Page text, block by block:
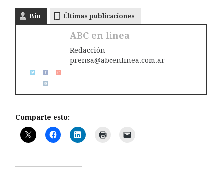
Bio Últimas publicaciones
ABC en linea
Redacción -
prensa@abcenlinea.com.ar
Comparte esto: